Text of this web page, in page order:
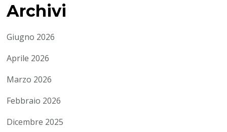
Archivi
Giugno 2026
Aprile 2026
Marzo 2026
Febbraio 2026
Dicembre 2025